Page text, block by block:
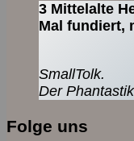
3 Mittelalte
Mal fundiert,
SmallTolk.
Der
Folge uns